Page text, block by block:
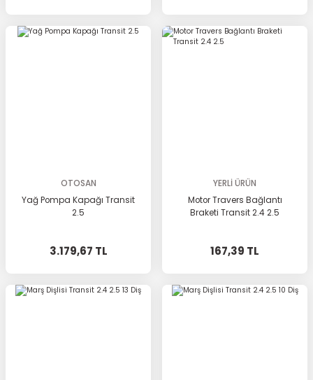
OTOSAN
Yağ Pompa Kapağı Transit
2.5
3.179,67 TL
YERLİ ÜRÜN
Motor Travers Bağlantı
Braketi Transit 2.4 2.5
167,39 TL